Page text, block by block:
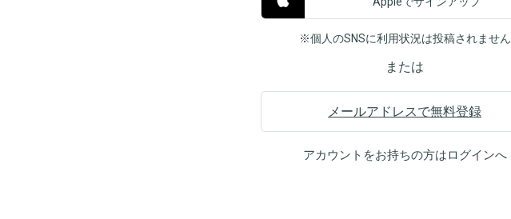
※個人のSNSに利用状況は投稿されません
または
メールアドレスで無料登録
アカウントをお持ちの方はログインへ